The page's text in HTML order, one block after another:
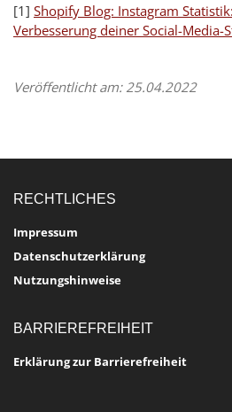
[1] Shopify Blog: Instagram
Verbesserung deiner Social-Media-
Veröffentlicht am: 25.04.2022
RECHTLICHES
Impressum
Datenschutzerklärung
Nutzungshinweise
BARRIEREFREIHEIT
Erklärung zur Barrierefreiheit